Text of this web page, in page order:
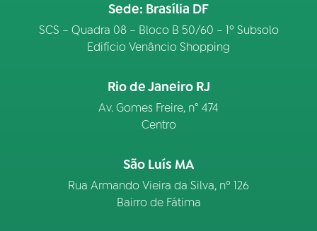
Sede: Brasília DF
SCS – Quadra 08 – Bloco B 50/60 – 1º Subsolo
Edifício Venâncio Shopping
Rio de Janeiro RJ
Av. Gomes Freire, n° 474
Centro
São Luís MA
Rua Armando Vieira da Silva, nº 126
Bairro de Fátima